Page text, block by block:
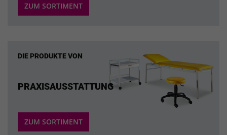
ZUM SORTIMENT
DIE PRODUKTE VON
PRAXISAUSSTATTUNG
ZUM SORTIMENT